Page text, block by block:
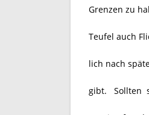
Grenzen zu
Teufel auch
lich nach
gibt. Sollten